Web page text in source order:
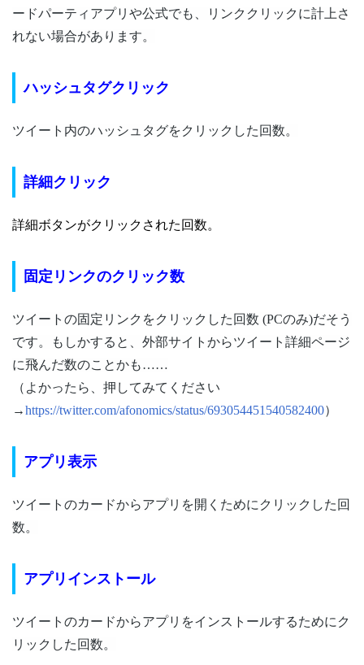
ードパーティアプリや公式でも、リンククリックに計上さ
れない場合があります。
ハッシュタグクリック
ツイート内のハッシュタグをクリックした回数。
詳細クリック
詳細ボタンがクリックされた回数。
固定リンクのクリック数
ツイートの固定リンクをクリックした回数 (PCのみ)だそう
です。
もしかすると、外部サイトからツイート詳細ページ
に飛んだ数のことかも……
（よかったら、押してみてください
→https://twitter.com/afonomics/status/693054451540582400）
アプリ表示
ツイートのカードからアプリを開くためにクリックした回
数。
アプリインストール
ツイートのカードからアプリをインストールするためにク
リックした回数。